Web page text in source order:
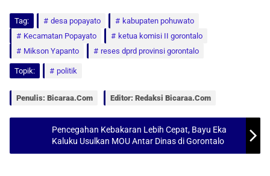
t
A
p
c
e
o
o
a
i
a
Tag: desa popayato
kabupaten pohuwato
Kecamatan Popayato
ketua komisi II gorontalo
Mikson Yapanto
reses dprd provinsi gorontalo
Topik: politik
Penulis: Bicaraa.com Editor: Redaksi Bicaraa.com
Pencegahan Kebakaran Lebih Cepat, Bayu Eka
Kaluku Usulkan MOU Antar Dinas di Gorontalo